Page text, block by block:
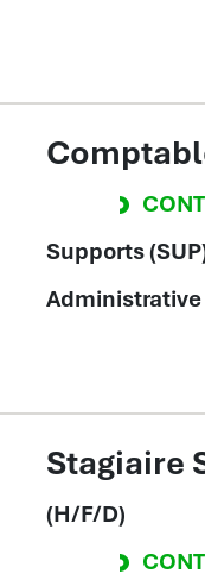
Supports
Administrative
Stagiaire
(H/F/D)